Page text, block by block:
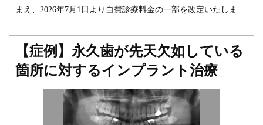
まえ、2026年7月1日より自費診療料金の一部を改定いたしまし
た。改定額は現行価格よりおよそ5%の引き上げとなります。
安心して通院いただける診療体制を維持するため、ご理解いた
だけますようお願い申し上げます。 引き続きみらい歯科をよろ
【症例】永久歯が先天欠如している
箇所に対するインプラント治療